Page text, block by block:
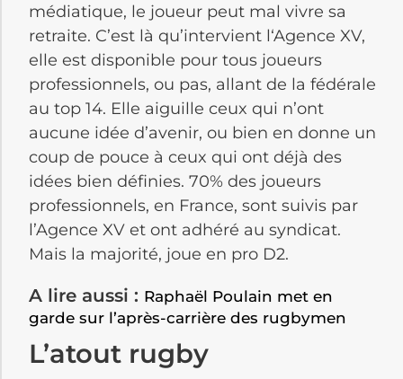
médiatique, le joueur peut mal vivre sa
retraite. C’est là qu’intervient l‘Agence XV,
elle est disponible pour tous joueurs
professionnels, ou pas, allant de la fédérale
au top 14. Elle aiguille ceux qui n’ont
aucune idée d’avenir, ou bien en donne un
coup de pouce à ceux qui ont déjà des
idées bien définies. 70% des joueurs
professionnels, en France, sont suivis par
l’Agence XV et ont adhéré au syndicat.
Mais la majorité, joue en pro D2.
A lire aussi : Raphaël Poulain met en
garde sur l’après-carrière des rugbymen
L’atout rugby